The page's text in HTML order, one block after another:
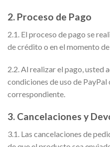
2. Proceso de Pago
2.1. El proceso de pago se
de crédito o en el momento de
2.2. Al realizar el pago, usted
condiciones de uso de
correspondiente.
3. Cancelaciones y
3.1. Las cancelaciones de